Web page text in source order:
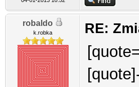
robaldo
k.robka RE: